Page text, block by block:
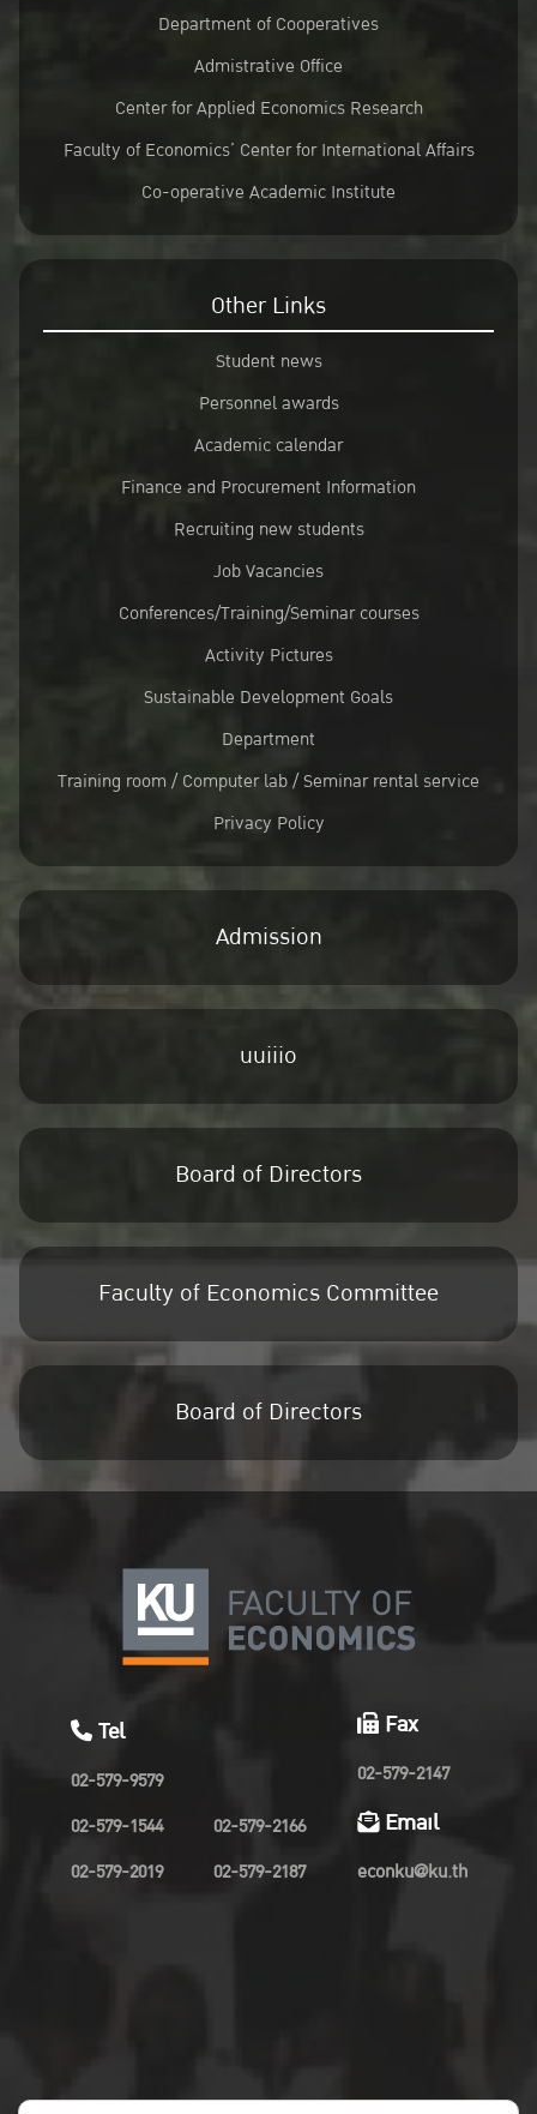
Department of Cooperatives
Admistrative Office
Center for Applied Economics Research
Faculty of Economics’ Center for International Affairs
Co-operative Academic Institute
Other Links
Student news
Personnel awards
Academic calendar
Finance and Procurement Information
Recruiting new students
Job Vacancies
Conferences/Training/Seminar courses
Activity Pictures
Sustainable Development Goals
Department
Training room / Computer lab / Seminar rental service
Privacy Policy
Admission
uuiiio
Board of Directors
Faculty of Economics Committee
Board of Directors
Tel
02-579-9579
02-579-1544
02-579-2019
02-579-2166
02-579-2187
Fax
02-579-2147
Email
econku@ku.th